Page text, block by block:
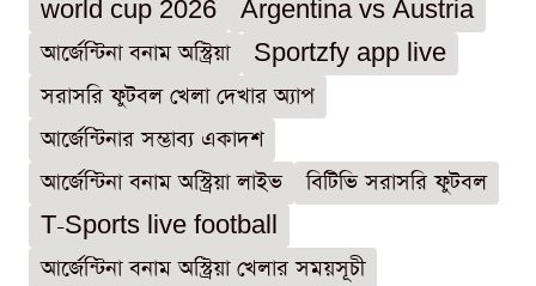
world cup 2026
Argentina vs Austria
আর্জেন্টিনা বনাম অস্ট্রিয়া
Sportzfy app live
সরাসরি ফুটবল খেলা দেখার অ্যাপ
আর্জেন্টিনার সম্ভাব্য একাদশ
আর্জেন্টিনা বনাম অস্ট্রিয়া লাইভ
বিটিভি সরাসরি ফুটবল
T-Sports live football
আর্জেন্টিনা বনাম অস্ট্রিয়া খেলার সময়সূচী